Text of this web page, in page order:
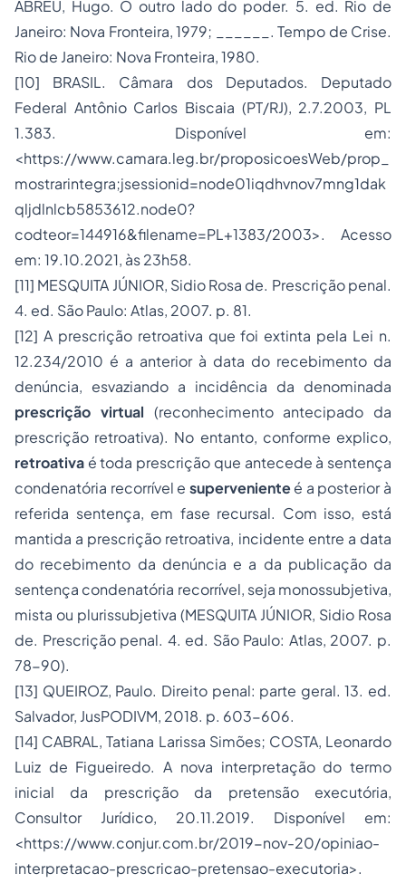
ABREU, Hugo. O outro lado do poder. 5. ed. Rio de
Janeiro: Nova Fronteira, 1979; ______. Tempo de Crise.
Rio de Janeiro: Nova Fronteira, 1980.
[10] BRASIL. Câmara dos Deputados. Deputado
Federal Antônio Carlos Biscaia (PT/RJ), 2.7.2003, PL
1.383. Disponível em:
<https://www.camara.leg.br/proposicoesWeb/prop_
mostrarintegra;jsessionid=node01iqdhvnov7mng1dak
qljdlnlcb5853612.node0?
codteor=144916&filename=PL+1383/2003>. Acesso
em: 19.10.2021, às 23h58.
[11] MESQUITA JÚNIOR, Sidio Rosa de. Prescrição penal.
4. ed. São Paulo: Atlas, 2007. p. 81.
[12] A prescrição retroativa que foi extinta pela Lei n.
12.234/2010 é a anterior à data do recebimento da
denúncia, esvaziando a incidência da denominada
prescrição virtual (reconhecimento antecipado da
prescrição retroativa). No entanto, conforme explico,
retroativa é toda prescrição que antecede à sentença
condenatória recorrível e supervenienteé a posterior à
referida sentença, em fase recursal. Com isso, está
mantida a prescrição retroativa, incidente entre a data
do recebimento da denúncia e a da publicação da
sentença condenatória recorrível, seja monossubjetiva,
mista ou plurissubjetiva (MESQUITA JÚNIOR, Sidio Rosa
de. Prescrição penal. 4. ed. São Paulo: Atlas, 2007. p.
78-90).
[13] QUEIROZ, Paulo. Direito penal: parte geral. 13. ed.
Salvador, JusPODIVM, 2018. p. 603-606.
[14] CABRAL, Tatiana Larissa Simões; COSTA, Leonardo
Luiz de Figueiredo. A nova interpretação do termo
inicial da prescrição da pretensão executória,
Consultor Jurídico, 20.11.2019. Disponível em:
<https://www.conjur.com.br/2019-nov-20/opiniao-
interpretacao-prescricao-pretensao-executoria>.